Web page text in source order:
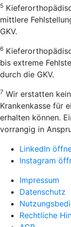
5
mittlere
GKV.
6
bis extreme
durch die GKV.
7 Wir erstatten
Krankenkasse für
erhalten können.
vorrangig in
LinkedIn
Instagram
Impressum
Datenschutz
Rechtliche